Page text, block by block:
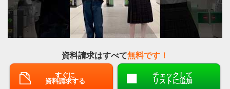
資料請求はすべて無料です！
すぐに
資料請求する
チェックして
リストに追加